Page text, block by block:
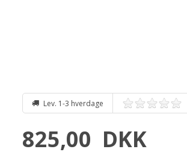
Lev. 1-3 hverdage
825,00 DKK